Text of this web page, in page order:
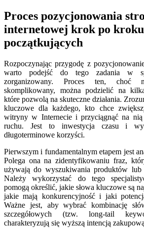
Proces pozycjonowania
internetowej krok po
początkujących
Rozpoczynając przygodę z
warto podejść do tego zadania w
zorganizowany. Proces ten, choć
skomplikowany, można podzielić na
które pozwolą na skuteczne działania.
kluczowe dla każdego, kto chce
witryny w Internecie i przyciągnąć na nią
ruchu. Jest to inwestycja czasu i
długoterminowe korzyści.
Pierwszym i fundamentalnym etapem jest
Polega ona na zidentyfikowaniu fraz,
używają do wyszukiwania produktów lub
Należy wykorzystać do tego
pomogą określić, jakie słowa kluczowe są
jakie mają konkurencyjność i jaki
Ważne jest, aby wybrać kombinację
szczegółowych (tzw. long-tail
charakteryzują się wyższą intencją